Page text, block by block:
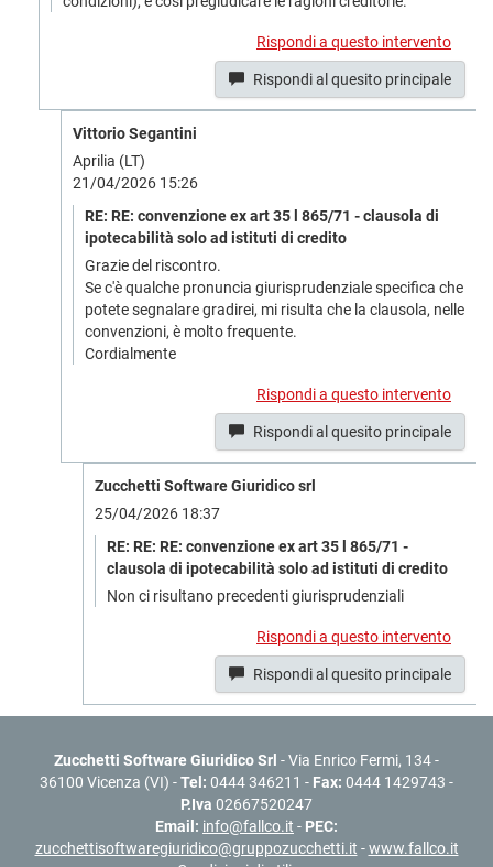
Rispondi a questo intervento
Rispondi al quesito principale
Vittorio Segantini
Aprilia (LT)
21/04/2026 15:26
RE: RE: convenzione ex art 35 l 865/71 - clausola di
ipotecabilità solo ad istituti di credito
Grazie del riscontro.
Se c'è qualche pronuncia giurisprudenziale specifica che
potete segnalare gradirei, mi risulta che la clausola, nelle
convenzioni, è molto frequente.
Cordialmente
Rispondi a questo intervento
Rispondi al quesito principale
Zucchetti Software Giuridico srl
25/04/2026 18:37
RE: RE: RE: convenzione ex art 35 l 865/71 -
clausola di ipotecabilità solo ad istituti di credito
Non ci risultano precedenti giurisprudenziali
Rispondi a questo intervento
Rispondi al quesito principale
Zucchetti Software Giuridico Srl - Via Enrico Fermi, 134 -
36100 Vicenza (VI) -Tel: 0444 346211 - Fax: 0444 1429743 -
P.Iva 02667520247
Email: info@fallco.it - PEC:
zucchettisoftwaregiuridico@gruppozucchetti.it -www.fallco.it